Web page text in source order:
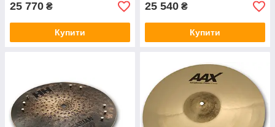
25 770 ₴
Купити
25 540 ₴
Купити